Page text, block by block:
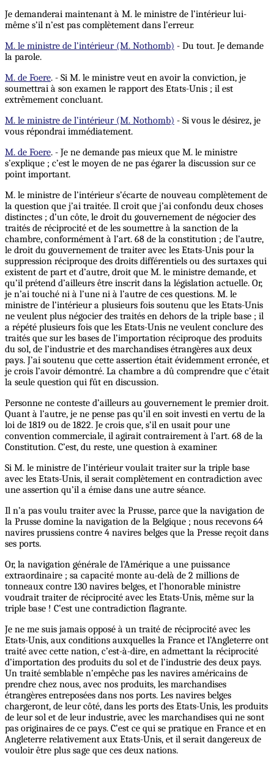
Je demanderai maintenant à M. le ministre de l’intérieur lui-
même s’il n’est pas complètement dans l’erreur.
M. le ministre de l’intérieur (M. Nothomb) - Du tout. Je demande
la parole.
M. de Foere. - Si M. le ministre veut en avoir la conviction, je
soumettrai à son examen le rapport des Etats-Unis ; il est
extrêmement concluant.
M. le ministre de l’intérieur (M. Nothomb) - Si vous le désirez, je
vous répondrai immédiatement.
M. de Foere. - Je ne demande pas mieux que M. le ministre
s’explique ; c’est le moyen de ne pas égarer la discussion sur ce
point important.
M. le ministre de l’intérieur s’écarte de nouveau complètement de
la question que j’ai traitée. Il croit que j’ai confondu deux choses
distinctes ; d’un côte, le droit du gouvernement de négocier des
traités de réciprocité et de les soumettre à la sanction de la
chambre, conformément à l’art. 68 de la constitution ; de l’autre,
le droit du gouvernement de traiter avec les Etats-Unis pour la
suppression réciproque des droits différentiels ou des surtaxes qui
existent de part et d’autre, droit que M. le ministre demande, et
qu’il prétend d’ailleurs être inscrit dans la législation actuelle. Or,
je n’ai touché ni à l’une ni à l’autre de ces questions. M. le
ministre de l’intérieur a plusieurs fois soutenu que les Etats-Unis
ne veulent plus négocier des traités en dehors de la triple base ; il
a répété plusieurs fois que les Etats-Unis ne veulent conclure des
traités que sur les bases de l’importation réciproque des produits
du sol, de l’industrie et des marchandises étrangères aux deux
pays. J’ai soutenu que cette assertion était évidemment erronée, et
je crois l’avoir démontré. La chambre a dû comprendre que c’était
la seule question qui fût en discussion.
Personne ne conteste d’ailleurs au gouvernement le premier droit.
Quant à l’autre, je ne pense pas qu’il en soit investi en vertu de la
loi de 1819 ou de 1822. Je crois que, s’il en usait pour une
convention commerciale, il agirait contrairement à l’art. 68 de la
Constitution. C’est, du reste, une question à examiner.
Si M. le ministre de l’intérieur voulait traiter sur la triple base
avec les Etats-Unis, il serait complètement en contradiction avec
une assertion qu’il a émise dans une autre séance.
Il n’a pas voulu traiter avec la Prusse, parce que la navigation de
la Prusse domine la navigation de la Belgique ; nous recevons 64
navires prussiens contre 4 navires belges que la Presse reçoit dans
ses ports.
Or, la navigation générale de l’Amérique a une puissance
extraordinaire ; sa capacité monte au-delà de 2 millions de
tonneaux contre 130 navires belges, et l’honorable ministre
voudrait traiter de réciprocité avec les Etats-Unis, même sur la
triple base ! C’est une contradiction flagrante.
Je ne me suis jamais opposé à un traité de réciprocité avec les
Etats-Unis, aux conditions auxquelles la France et l’Angleterre ont
traité avec cette nation, c’est-à-dire, en admettant la réciprocité
d’importation des produits du sol et de l’industrie des deux pays.
Un traité semblable n’empêche pas les navires américains de
prendre chez nous, avec nos produits, les marchandises
étrangères entreposées dans nos ports. Les navires belges
chargeront, de leur côté, dans les ports des Etats-Unis, les produits
de leur sol et de leur industrie, avec les marchandises qui ne sont
pas originaires de ce pays. C’est ce qui se pratique en France et en
Angleterre relativement aux Etats-Unis, et il serait dangereux de
vouloir être plus sage que ces deux nations.